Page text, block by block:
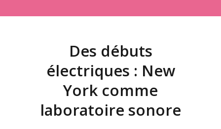
Des débuts
électriques : New
York comme
laboratoire sonore